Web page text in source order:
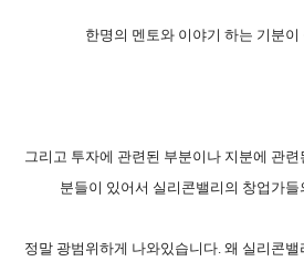
한명의 멘토와 이야기 하는 기분
그리고 투자에 관련된 부분이나 지분에 관
분들이 있어서 실리콘밸리의 창업가
정말 광범위하게 나와있습니다. 왜 실리콘